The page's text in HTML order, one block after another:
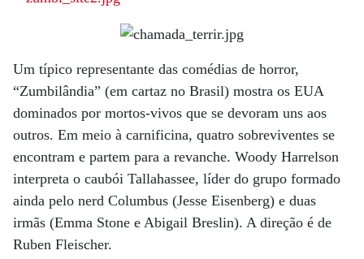
Um típico representante das comédias de horror,
“Zumbilândia” (em cartaz no Brasil) mostra os EUA
dominados por mortos-vivos que se devoram uns aos
outros. Em meio à carnificina, quatro sobreviventes se
encontram e partem para a revanche. Woody Harrelson
interpreta o caubói Tallahassee, líder do grupo formado
ainda pelo nerd Columbus (Jesse Eisenberg) e duas
irmãs (Emma Stone e Abigail Breslin). A direção é de
Ruben Fleischer.